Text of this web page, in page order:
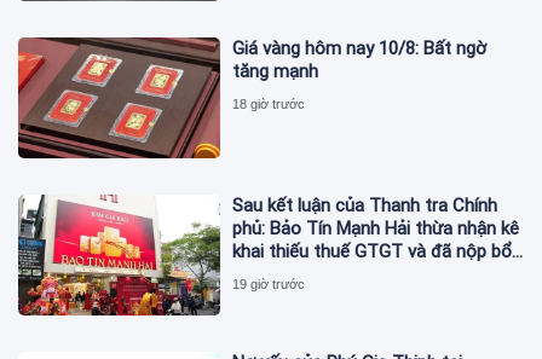
Giá vàng hôm nay 10/8: Bất ngờ
tăng mạnh
18 giờ trước
Sau kết luận của Thanh tra Chính
phủ: Bảo Tín Mạnh Hải thừa nhận kê
khai thiếu thuế GTGT và đã nộp bổ
sung
19 giờ trước